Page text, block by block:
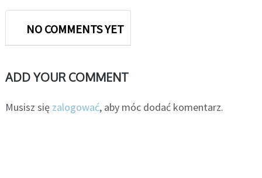
NO COMMENTS YET
ADD YOUR COMMENT
Musisz się zalogować, aby móc dodać komentarz.